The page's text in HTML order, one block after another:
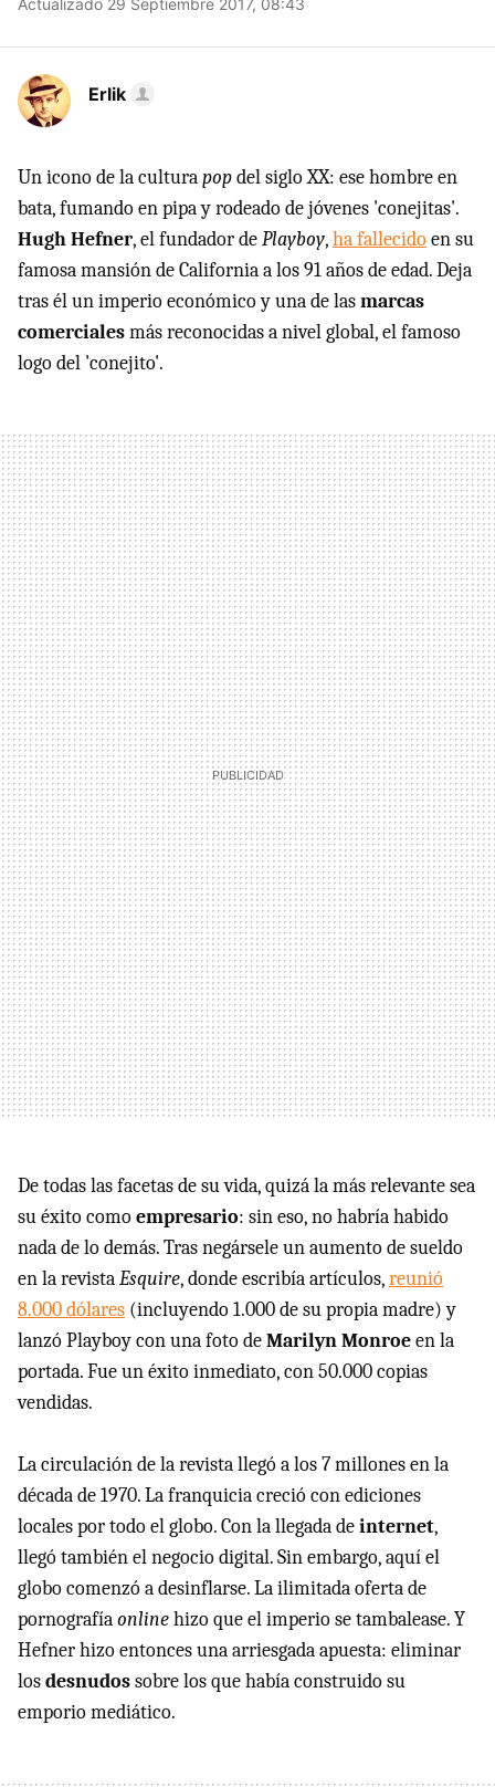
Erlik
Un icono de la culturapopdel siglo XX: ese hombre en
bata, fumando en pipa y rodeado de jóvenes 'conejitas'.
Hugh Hefner, el fundador dePlayboy,ha fallecidoen su
famosa mansión de California a los 91 años de edad. Deja
tras él un imperio económico y una de lasmarcas
comercialesmás reconocidas a nivel global, el famoso
logo del 'conejito'.
De todas las facetas de su vida, quizá la más relevante sea
su éxito comoempresario: sin eso, no habría habido
nada de lo demás. Tras negársele un aumento de sueldo
en la revistaEsquire, donde escribía artículos,reunió
8.000 dólares (incluyendo 1.000 de su propia madre) y
lanzó Playboy con una foto deMarilyn Monroeen la
portada. Fue un éxito inmediato, con 50.000 copias
vendidas.
La circulación de la revista llegó a los 7 millones en la
década de 1970. La franquicia creció con ediciones
locales por todo el globo. Con la llegada deinternet,
llegó también el negocio digital. Sin embargo, aquí el
globo comenzó a desinflarse. La ilimitada oferta de
pornografíaonlinehizo que el imperio se tambalease. Y
Hefner hizo entonces una arriesgada apuesta: eliminar
losdesnudossobre los que había construido su
emporio mediático.